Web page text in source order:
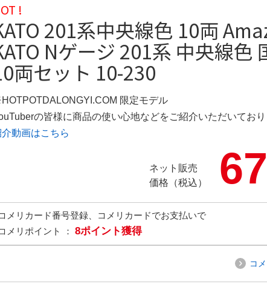
!
201系中央線色 10両
Nゲージ 201系 中央線色
両セット 10-230
限定モデル
の皆様に商品の使い心地などをご紹介いただいており
動画はこちら
ネット販売
価格（税込）
メリカード番号登録、コメリカードでお支払いで
メリポイント ： 8ポイント獲得
コ